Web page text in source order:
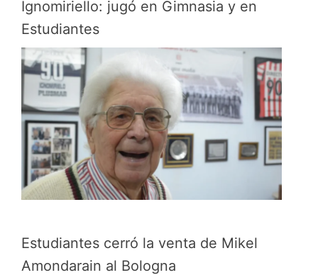
Ignomiriello: jugó en Gimnasia y en
Estudiantes
Estudiantes cerró la venta de Mikel
Amondarain al Bologna